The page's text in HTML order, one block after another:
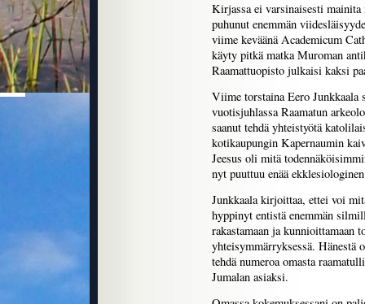
Kirjassa ei varsinaisesti
puhunut enemmän
viime keväänä Academicum
käyty pitkä matka Muroman
Raamattuopisto julkaisi kaksi
Viime torstaina Eero Junkkaala
vuotisjuhlassa Raamatun
saanut tehdä yhteistyötä
kotikaupungin Kapernaumin
Jeesus oli mitä
nyt puuttuu enää
Junkkaala kirjoittaa, ettei voi
hyppinyt entistä enemmän
rakastamaan ja kunnioittamaan
yhteisymmärryksessä. Hänestä
tehdä numeroa omasta
Jumalan asiaksi.